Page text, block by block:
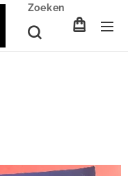
Zoeken